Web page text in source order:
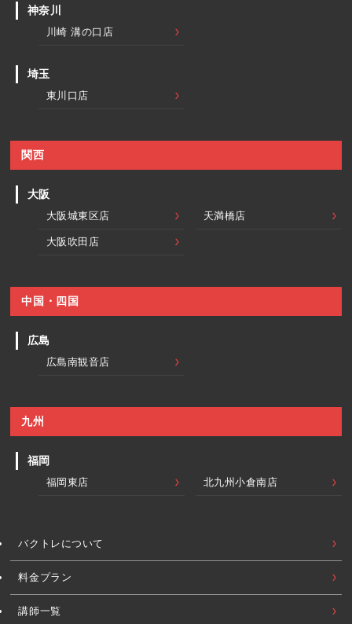
バクトレについて
料金プラン
講師一覧
神奈川
川崎 溝の口店
埼玉
東川口店
関西
大阪
大阪城東区店 天満橋店
大阪吹田店
中国・四国
広島
広島南観音店
九州
福岡
福岡東店 北九州小倉南店